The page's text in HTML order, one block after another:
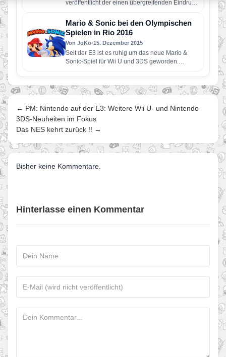
veröffentlicht der einen übergreifenden Eindruck
liefert über viele Sportarten die die 3DS-
Version…
Mario & Sonic bei den Olympischen
Spielen in Rio 2016
Von JoKo•15. Dezember 2015
Seit der E3 ist es ruhig um das neue Mario &
Sonic-Spiel für Wii U und 3DS geworden.…
← PM: Nintendo auf der E3: Weitere Wii U- und Nintendo
3DS-Neuheiten im Fokus
Das NES kehrt zurück !! →
Bisher keine Kommentare.
Hinterlasse einen Kommentar